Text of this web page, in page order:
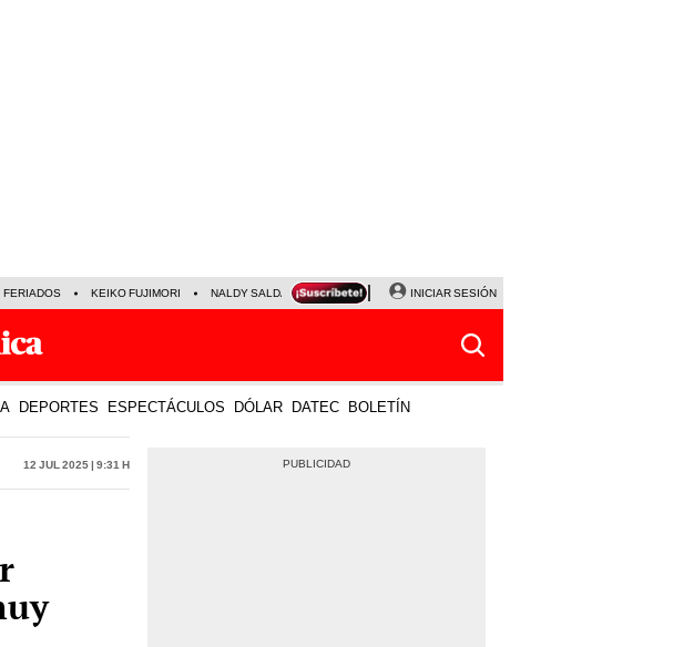
FERIADOS KEIKO FUJIMORI NALDY SALDAÑA JAVIER MILEI PARTIDOS DE HOY
INICIAR SESIÓN
DEPORTES ESPECTÁCULOS DÓLAR DATEC BOLETÍN
12 Jul 2025 | 9:31 h